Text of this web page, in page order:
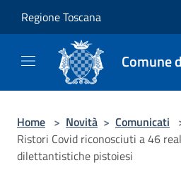
Regione Toscana
Comune
Home > Novità > Comunicati
Ristori Covid riconosciuti a 46
dilettantistiche pistoiesi